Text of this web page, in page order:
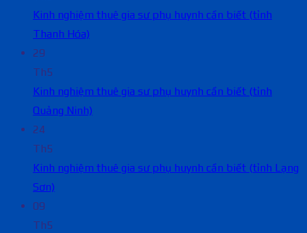
Kinh nghiệm thuê gia sư phụ huynh cần biết (tỉnh
Thanh Hóa)
29
Th5
Kinh nghiệm thuê gia sư phụ huynh cần biết (tỉnh
Quảng Ninh)
24
Th5
Kinh nghiệm thuê gia sư phụ huynh cần biết (tỉnh Lạng
Sơn)
09
Th5